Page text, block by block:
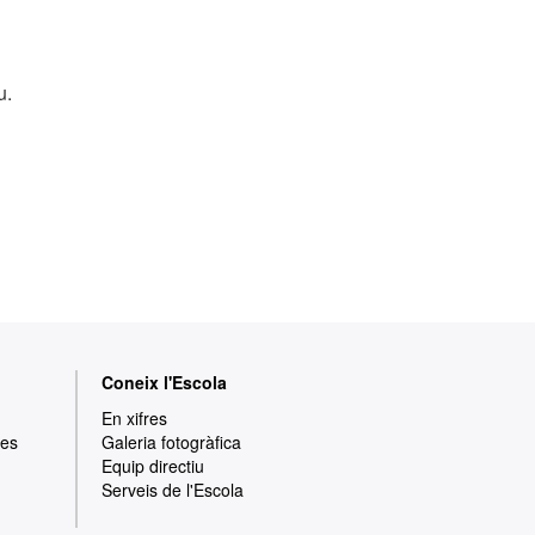
Coneix l'Escola
En xifres
Galeria fotogràfica
Equip directiu
Serveis de l'Escola